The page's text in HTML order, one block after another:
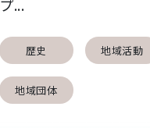
プ...
歴史 地域活動
地域団体